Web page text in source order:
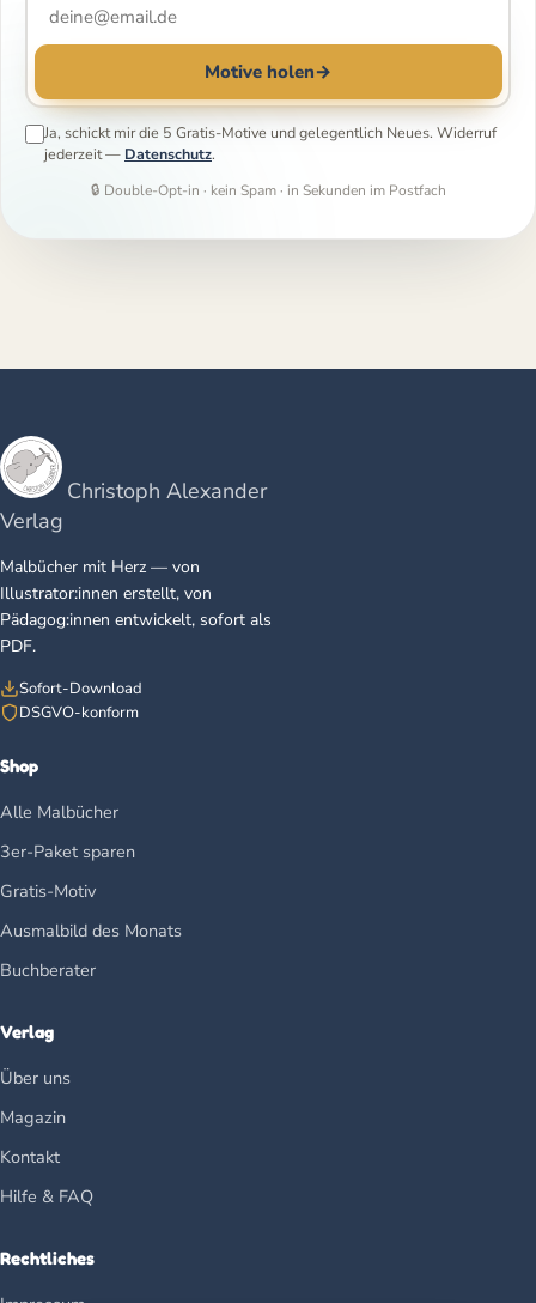
Motive holen→
Ja, schickt mir die 5 Gratis-Motive und gelegentlich Neues. Widerruf
jederzeit — Datenschutz.
🔒 Double-Opt-in · kein Spam · in Sekunden im Postfach
Christoph Alexander
Verlag
Malbücher mit Herz — von
Illustrator:innen erstellt, von
Pädagog:innen entwickelt, sofort als
PDF.
Sofort-Download
DSGVO-konform
Shop
Alle Malbücher
3er-Paket sparen
Gratis-Motiv
Ausmalbild des Monats
Buchberater
Verlag
Über uns
Magazin
Kontakt
Hilfe & FAQ
Rechtliches